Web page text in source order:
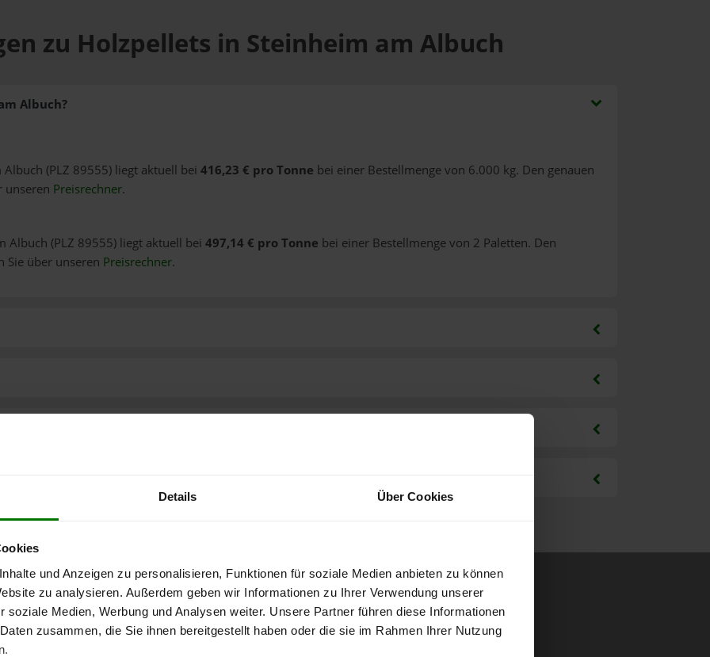
Details Über Cookies
und Anzeigen zu personalisieren, Funktionen für soziale Medien anbieten zu können
zu analysieren. Außerdem geben wir Informationen zu Ihrer Verwendung unserer
soziale Medien, Werbung und Analysen weiter. Unsere Partner führen diese Informationen
zusammen, die Sie ihnen bereitgestellt haben oder die sie im Rahmen Ihrer Nutzung
zu Holzpellets in Steinheim am Albuch
Albuch?
(PLZ 89555) liegt aktuell bei 416,23 € pro Tonne bei einer Bestellmenge von 6.000 kg. Den genauen
unseren Preisrechner.
Albuch (PLZ 89555) liegt aktuell bei 497,14 € pro Tonne bei einer Bestellmenge von 2 Paletten. Den
Sie über unseren Preisrechner.
kostenlose